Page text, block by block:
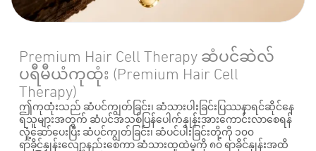
Premium Hair Cell Therapy ဆံပင်ဆဲလ်
ပရီမီယံကုထုံး (Premium Hair Cell
Therapy)
ဤကုထုံးသည် ဆံပင်ကျွတ်ခြင်း၊ ဆံသားပါးခြင်းပြဿနာရင်ဆိုင်နေ
ရသူများအတွက် ဆံပင်အသစ်ပြန်ပေါက်နှုန်းအားကောင်းလာစေရန်
လှုံ့ဆော်ပေးပြီး ဆံပင်ကျွတ်ခြင်း၊ ဆံပင်ပါးခြင်းတို့ကို ၁၀၀
ရာခိုင်နှုန်းလျော့နည်းစေကာ ဆံသားထူထဲမှုကို ၈၀ ရာခိုင်နှုန်းအထိ